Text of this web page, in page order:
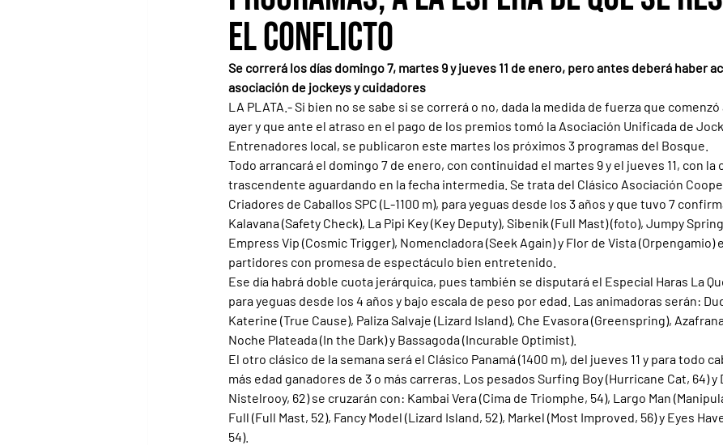
el conflicto
Se correrá los días domingo 7, martes 9 y jueves 11 de enero, pero antes deberá haber
asociación de jockeys y cuidadores
LA PLATA.- Si bien no se sabe si se correrá o no, dada la medida de fuerza que
ayer y que ante el atraso en el pago de los premios tomó la Asociación Unificada de
Entrenadores local, se publicaron este martes los próximos 3 programas del Bosque.
Todo arrancará el domingo 7 de enero, con continuidad el martes 9 y el jueves 11, con la
trascendente aguardando en la fecha intermedia. Se trata del Clásico Asociación
Criadores de Caballos SPC (L-1100 m), para yeguas desde los 3 años y que tuvo 7
Kalavana (Safety Check), La Pipi Key (Key Deputy), Sibenik (Full Mast) (foto), Jumpy
Empress Vip (Cosmic Trigger), Nomencladora (Seek Again) y Flor de Vista (Orpengamio)
partidores con promesa de espectáculo bien entretenido.
Ese día habrá doble cuota jerárquica, pues también se disputará el Especial Haras La
para yeguas desde los 4 años y bajo escala de peso por edad. Las animadoras serán:
Katerine (True Cause), Paliza Salvaje (Lizard Island), Che Evasora (Greenspring),
Noche Plateada (In the Dark) y Bassagoda (Incurable Optimist).
El otro clásico de la semana será el Clásico Panamá (1400 m), del jueves 11 y para todo
más edad ganadores de 3 o más carreras. Los pesados Surfing Boy (Hurricane Cat, 64) y
Nistelrooy, 62) se cruzarán con: Kambai Vera (Cima de Triomphe, 54), Largo Man
Full (Full Mast, 52), Fancy Model (Lizard Island, 52), Markel (Most Improved, 56) y Eyes
54).